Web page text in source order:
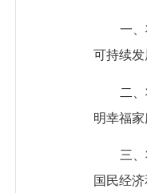
一、将
可持续
二、将
明幸福
三、将
国民经